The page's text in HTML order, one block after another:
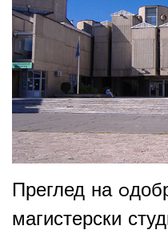
Преглед на
магистерски